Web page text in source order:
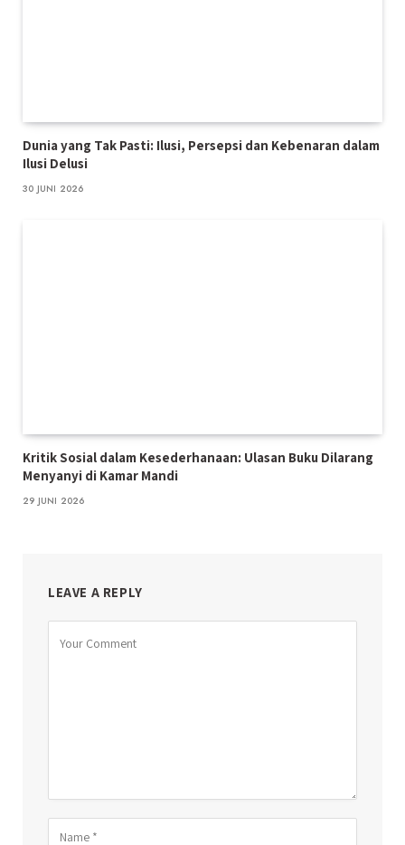
Dunia yang Tak Pasti: Ilusi, Persepsi dan Kebenaran dalam
Ilusi Delusi
30 JUNI 2026
Kritik Sosial dalam Kesederhanaan: Ulasan Buku Dilarang
Menyanyi di Kamar Mandi
29 JUNI 2026
LEAVE A REPLY